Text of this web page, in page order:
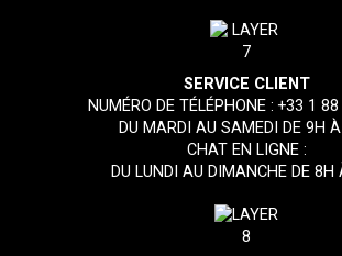
SERVICE CLIENT
NUMÉRO DE TÉLÉPHONE :+33 1
DU MARDI AU SAMEDI DE 9H
CHAT EN LIGNE :
DU LUNDI AU DIMANCHE DE 8H